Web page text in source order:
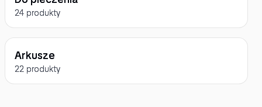
24 produkty
Arkusze
22 produkty